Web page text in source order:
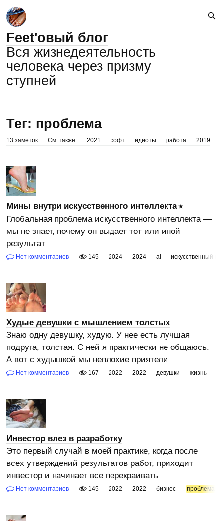
Feet'овый блог
Вся жизнедеятельность
человека через призму
ступней
Тег: проблема
13 заметок См. также: 2021 софт идиоты работа 2019
Мины внутри искусственного интеллекта
Глобальная проблема искусственного интеллекта —
мы не знает, почему он выдает тот или иной
результат
Нет комментариев 145 2024 2024 ai искусственный
Худые девушки с мышлением толстых
Знаю одну девушку, худую. У нее есть лучшая
подруга, толстая. С ней я практически не общаюсь.
А вот с худышкой мы неплохие приятели
Нет комментариев 167 2022 2022 девушки жизнь
Инвестор влез в разработку
Это первый случай в моей практике, когда после
всех утверждений результатов работ, приходит
инвестор и начинает все перекраивать
Нет комментариев 145 2022 2022 бизнес проблема